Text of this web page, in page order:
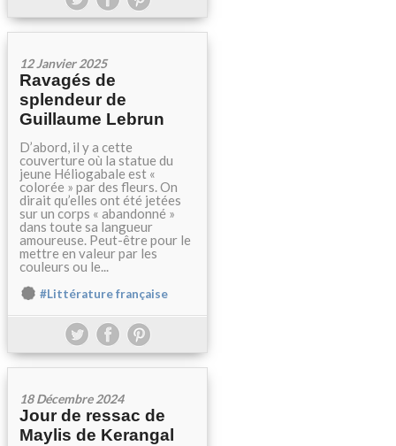
12 Janvier 2025
Ravagés de
splendeur de
Guillaume Lebrun
D’abord, il y a cette
couverture où la statue du
jeune Héliogabale est «
colorée » par des fleurs. On
dirait qu’elles ont été jetées
sur un corps « abandonné »
dans toute sa langueur
amoureuse. Peut-être pour le
mettre en valeur par les
couleurs ou le...
#Littérature française
18 Décembre 2024
Jour de ressac de
Maylis de Kerangal